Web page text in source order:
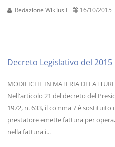
Redazione WikiJus I 16/10/2015
Decreto Legislativo del
MODIFICHE IN MATERIA DI
Nell'articolo 21 del decreto del
1972, n. 633, il comma 7 è sostituito
prestatore emette fattura per
nella fattura i...